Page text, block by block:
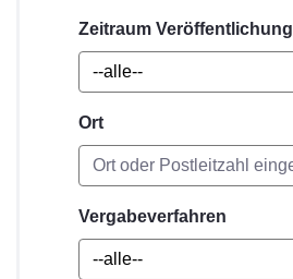
Zeitraum Veröffentlichung
Ort
Vergabeverfahren